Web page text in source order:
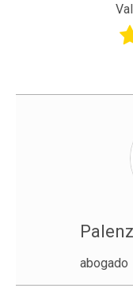
abogado